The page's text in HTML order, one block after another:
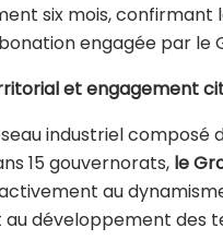
six mois,
engagée par le
et engagement
industriel composé
15 gouvernorats, le
au
au développement des